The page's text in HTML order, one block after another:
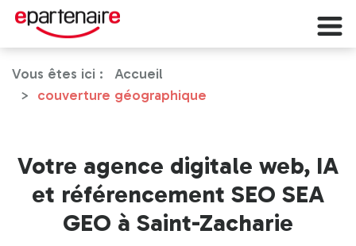
Vous êtes ici :
Accueil
couverture géographique
Votre agence digitale web, IA
et référencement SEO SEA
GEO à Saint-Zacharie